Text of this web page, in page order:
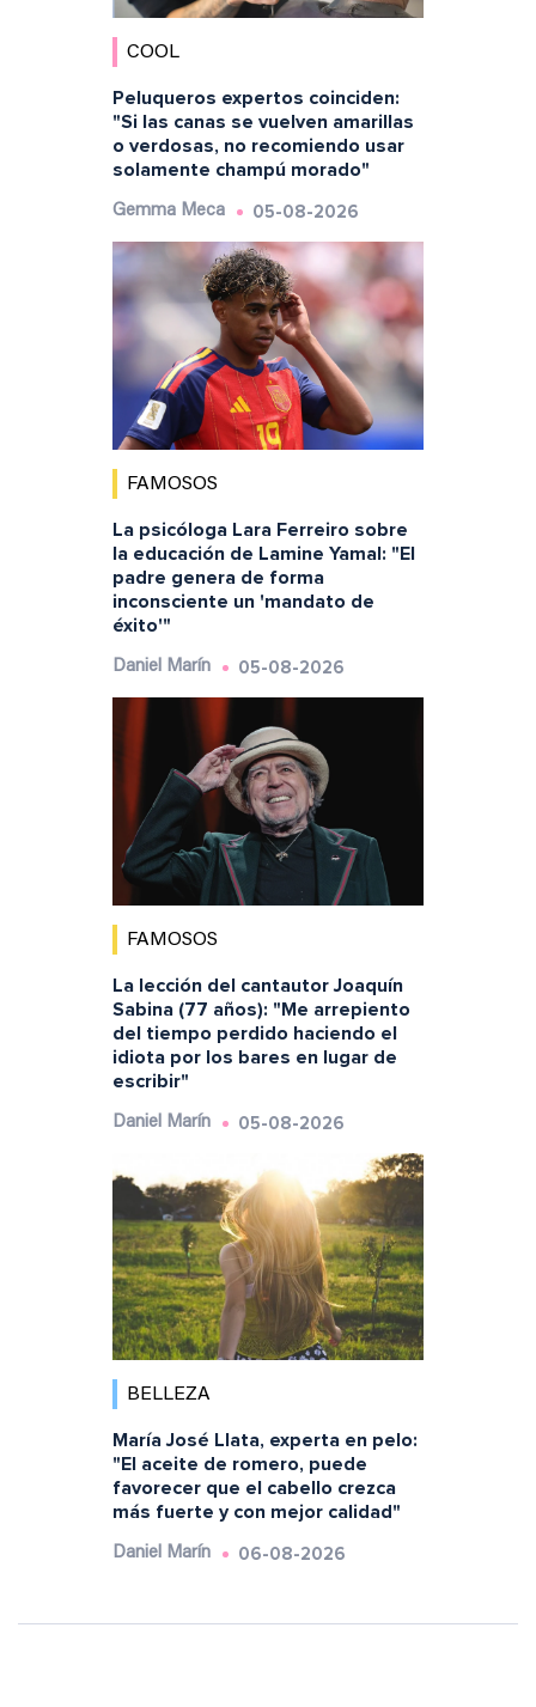
COOL
Peluqueros expertos coinciden:
"Si las canas se vuelven amarillas
o verdosas, no recomiendo usar
solamente champú morado"
Gemma Meca 05-08-2026
FAMOSOS
La psicóloga Lara Ferreiro sobre
la educación de Lamine Yamal: "El
padre genera de forma
inconsciente un 'mandato de
éxito'"
Daniel Marín 05-08-2026
FAMOSOS
La lección del cantautor Joaquín
Sabina (77 años): "Me arrepiento
del tiempo perdido haciendo el
idiota por los bares en lugar de
escribir"
Daniel Marín 05-08-2026
BELLEZA
María José Llata, experta en pelo:
"El aceite de romero, puede
favorecer que el cabello crezca
más fuerte y con mejor calidad"
Daniel Marín 06-08-2026